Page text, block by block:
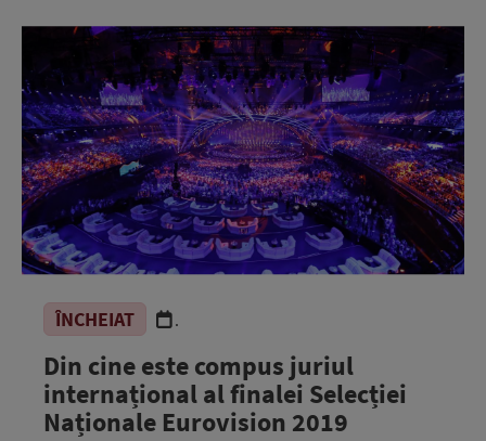
ÎNCHEIAT .
Din cine este compus juriul
internațional al finalei Selecției
Naționale Eurovision 2019